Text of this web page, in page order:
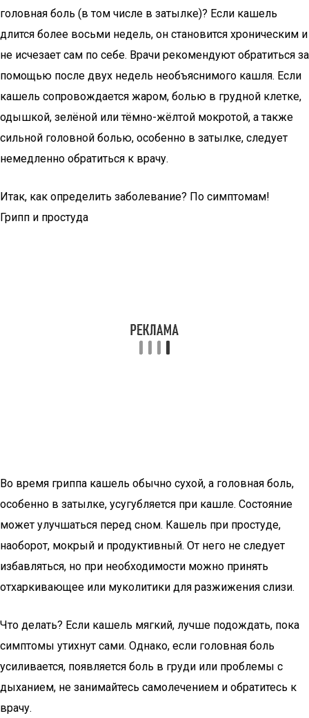
головная боль (в том числе в затылке)? Если кашель
длится более восьми недель, он становится хроническим и
не исчезает сам по себе. Врачи рекомендуют обратиться за
помощью после двух недель необъяснимого кашля. Если
кашель сопровождается жаром, болью в грудной клетке,
одышкой, зелёной или тёмно-жёлтой мокротой, а также
сильной головной болью, особенно в затылке, следует
немедленно обратиться к врачу.
Итак, как определить заболевание? По симптомам!
Грипп и простуда
Во время гриппа кашель обычно сухой, а головная боль,
особенно в затылке, усугубляется при кашле. Состояние
может улучшаться перед сном. Кашель при простуде,
наоборот, мокрый и продуктивный. От него не следует
избавляться, но при необходимости можно принять
отхаркивающее или муколитики для разжижения слизи.
Что делать? Если кашель мягкий, лучше подождать, пока
симптомы утихнут сами. Однако, если головная боль
усиливается, появляется боль в груди или проблемы с
дыханием, не занимайтесь самолечением и обратитесь к
врачу.